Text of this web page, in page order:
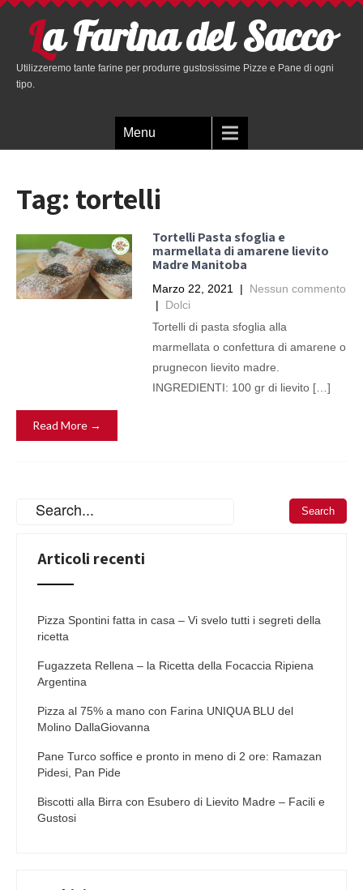
La Farina del Sacco
Utilizzeremo tante farine per produrre gustosissime Pizze e Pane di ogni
tipo.
Menu
Tag: tortelli
Tortelli Pasta sfoglia e
marmellata di amarene lievito
Madre Manitoba
Marzo 22, 2021 | Nessun commento
| Dolci
Tortelli di pasta sfoglia alla
marmellata o confettura di amarene o
prugnecon lievito madre.
INGREDIENTI: 100 gr di lievito […]
Read More →
Articoli recenti
Pizza Spontini fatta in casa – Vi svelo tutti i segreti della
ricetta
Fugazzeta Rellena – la Ricetta della Focaccia Ripiena
Argentina
Pizza al 75% a mano con Farina UNIQUA BLU del
Molino DallaGiovanna
Pane Turco soffice e pronto in meno di 2 ore: Ramazan
Pidesi, Pan Pide
Biscotti alla Birra con Esubero di Lievito Madre – Facili e
Gustosi